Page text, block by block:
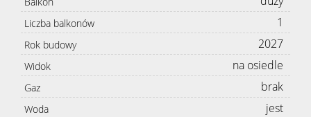
Liczba balkonów 1
Rok budowy 2027
Widok na osiedle
Gaz brak
Woda jest